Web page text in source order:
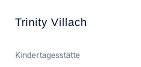
Trinity Villach
Kindertagesstätte